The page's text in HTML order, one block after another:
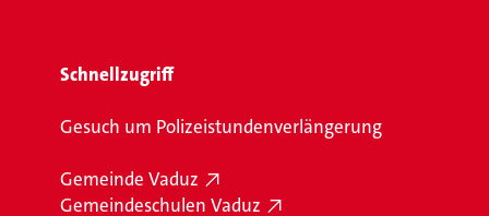
Schnellzugriff
Gesuch um Polizeistundenverlängerung
Gemeinde Vaduz
Gemeindeschulen Vaduz